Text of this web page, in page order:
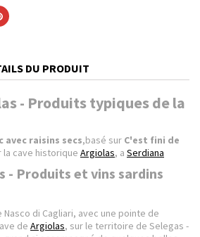
DU PRODUIT
- Produits typiques de la
avec raisins secs,basé sur C'est fini de
la cave historique Argiolas, a Serdiana
- Produits et vins sardins
Nasco di Cagliari, avec une pointe de
de Argiolas, sur le territoire de Selegas -